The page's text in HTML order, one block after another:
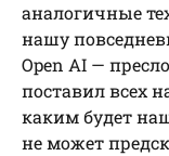
аналогичные
нашу
Open AI —
поставил всех
каким будет
не может